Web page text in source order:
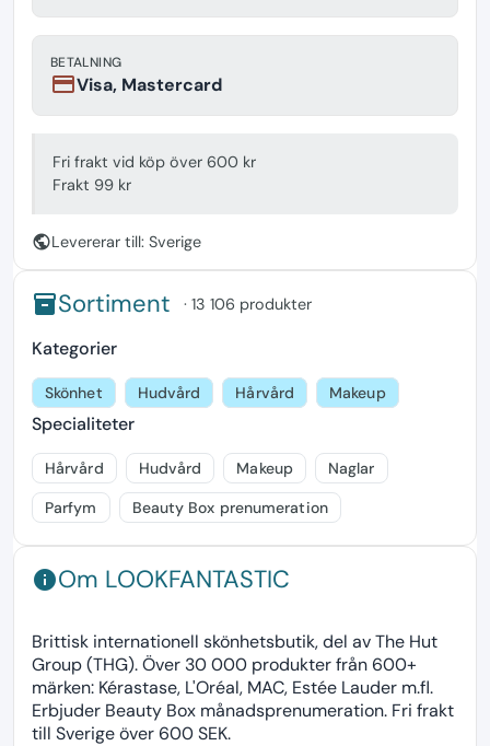
BETALNING
paymentVisa, Mastercard
Fri frakt vid köp över 600 kr
Frakt 99 kr
publicLevererar till: Sverige
inventorySortiment · 13 106 produkter
Kategorier
Skönhet Hudvård Hårvård Makeup
Specialiteter
Hårvård Hudvård Makeup
Naglar
Parfym
Beauty Box prenumeration
infoOm LOOKFANTASTIC
Brittisk internationell skönhetsbutik, del av The Hut
Group (THG). Över 30 000 produkter från 600+
märken: Kérastase, L'Oréal, MAC, Estée Lauder m.fl.
Erbjuder Beauty Box månadsprenumeration. Fri frakt
till Sverige över 600 SEK.